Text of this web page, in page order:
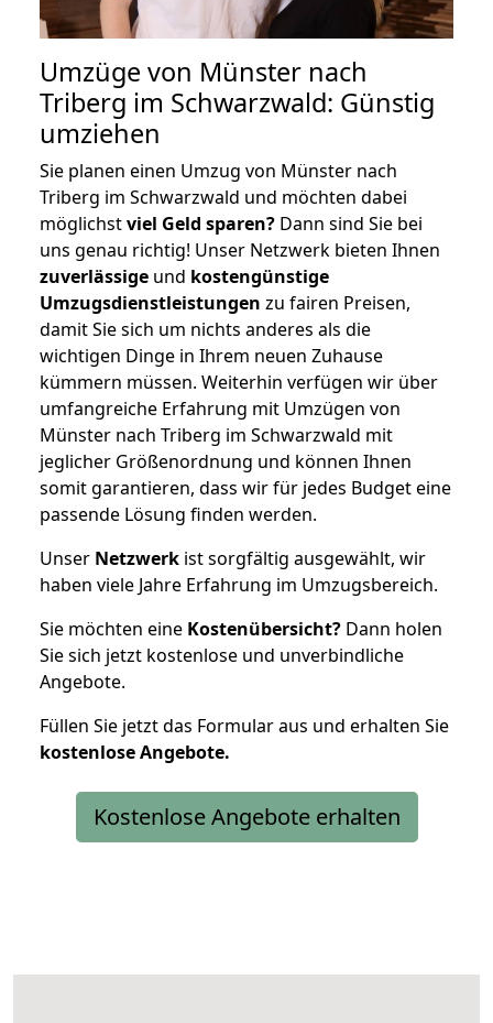
Umzüge von Münster nach
Triberg im Schwarzwald: Günstig
umziehen
Sie planen einen Umzug von Münster nach
Triberg im Schwarzwald und möchten dabei
möglichstviel Geld sparen? Dann sind Sie bei
uns genau richtig! Unser Netzwerk bieten Ihnen
zuverlässige und kostengünstige
Umzugsdienstleistungen zu fairen Preisen,
damit Sie sich um nichts anderes als die
wichtigen Dinge in Ihrem neuen Zuhause
kümmern müssen. Weiterhin verfügen wir über
umfangreiche Erfahrung mit Umzügen von
Münster nach Triberg im Schwarzwald mit
jeglicher Größenordnung und können Ihnen
somit garantieren, dass wir für jedes Budget eine
passende Lösung finden werden.
Unser Netzwerk ist sorgfältig ausgewählt, wir
haben viele Jahre Erfahrung im Umzugsbereich.
Sie möchten eine Kostenübersicht? Dann holen
Sie sich jetzt kostenlose und unverbindliche
Angebote.
Füllen Sie jetzt das Formular aus und erhalten Sie
kostenloseAngebote.
Kostenlose Angebote erhalten